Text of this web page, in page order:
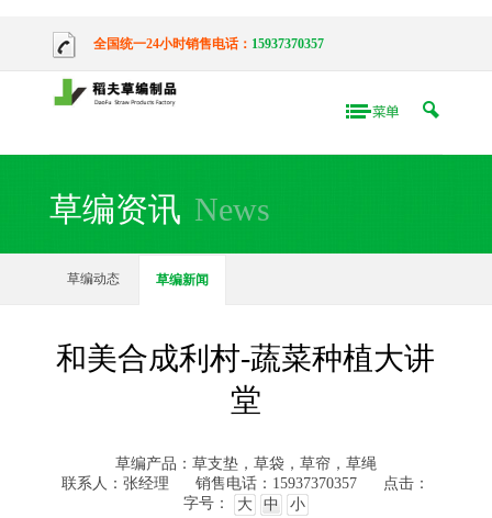
全国统一24小时销售电话： 15937370357
草编资讯 News
草编动态 草编新闻
和美合成利村-蔬菜种植大讲
堂
草编产品：草支垫，草袋，草帘，草绳
联系人：张经理
销售电话：15937370357
点击：
字号：
大 中 小